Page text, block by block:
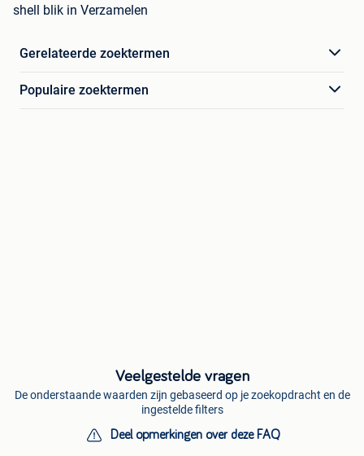
shell blik in Verzamelen
Gerelateerde zoektermen
Populaire zoektermen
Veelgestelde vragen
De onderstaande waarden zijn gebaseerd op je zoekopdracht en de
ingestelde filters
Deel opmerkingen over deze FAQ